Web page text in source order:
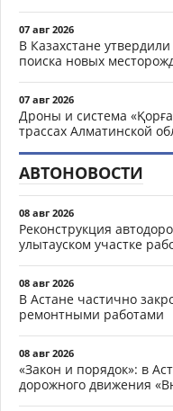
07 авг 2026
В Казахстане
поиска новых
07 авг 2026
Дроны и система
трассах Алматинской
АВТОНОВОСТИ
08 авг 2026
Реконструкция
улытауском участке
08 авг 2026
В Астане частично
ремонтными работами
08 авг 2026
«Закон и порядок»: в
дорожного движения